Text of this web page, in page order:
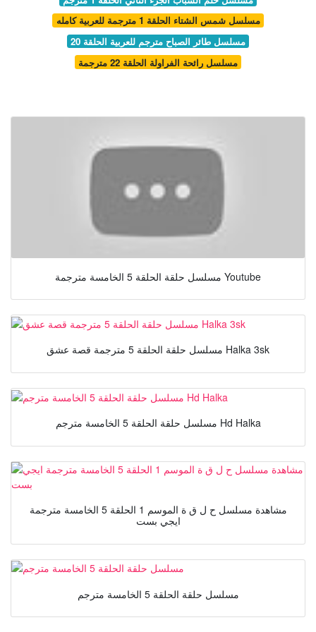
مسلسل شمس الشتاء الحلقة 1 مترجمة للعربية كامله
مسلسل طائر الصباح مترجم للعربية الحلقة 20
مسلسل رائحة الفراولة الحلقة 22 مترجمة
مسلسل حلقة الحلقة 5 الخامسة مترجمة Youtube
مسلسل حلقة الحلقة 5 مترجمة قصة عشق Halka 3sk
مسلسل حلقة الحلقة 5 الخامسة مترجم Hd Halka
مشاهدة مسلسل ح ل ق ة الموسم 1 الحلقة 5 الخامسة مترجمة
ايجي بست
مسلسل حلقة الحلقة 5 الخامسة مترجم